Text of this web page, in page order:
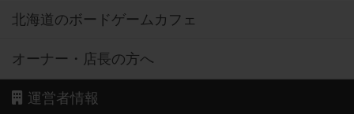
北海道のボードゲームカフェ
オーナー・店長の方へ
運営者情報